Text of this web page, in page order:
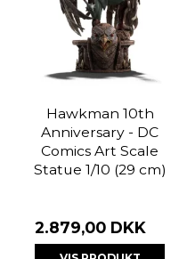
Hawkman 10th
Anniversary - DC
Comics Art Scale
Statue 1/10 (29 cm)
2.879,00 DKK